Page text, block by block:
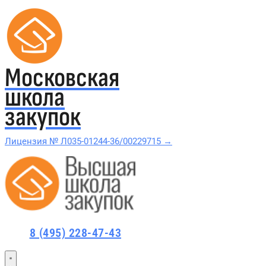
Московская
школа
закупок
Лицензия № Л035-01244-36/00229715 →
Проверить в реестре Рособрнадзора →
Курсы по 44-ФЗ
8 (495) 228-47-43